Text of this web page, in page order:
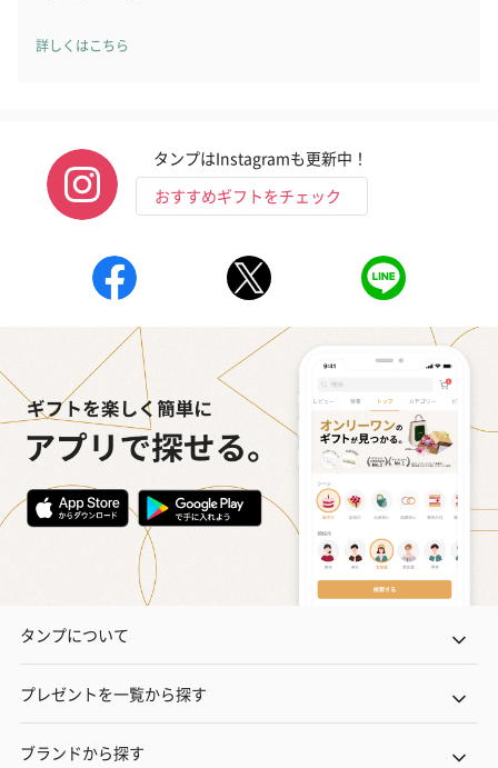
詳しくはこちら
タンプはInstagramも更新中！
おすすめギフトをチェック
タンプについて
プレゼントを一覧から探す
ブランドから探す